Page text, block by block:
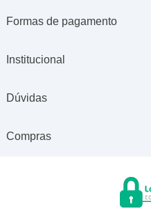
Formas de pagamento
Institucional
Dúvidas
Compras